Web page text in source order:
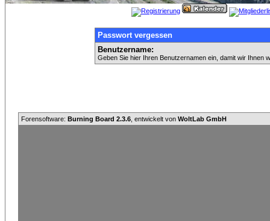
Passwort vergessen
Benutzername:
Geben Sie hier Ihren Benutzernamen ein, damit wir Ihnen
Forensoftware: Burning Board 2.3.6 , entwickelt von WoltLab GmbH